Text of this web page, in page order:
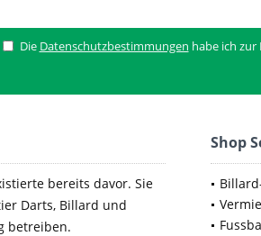
Die Datenschutzbestimmungen habe ich
bereits davor. Sie
Darts, Billard und
betreiben.
Shop